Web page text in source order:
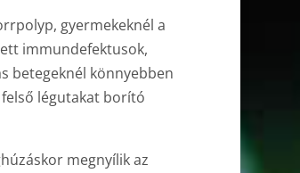
gyermekeknél a
immundefektusok,
betegeknél könnyebben
légutakat borító
megnyílik az